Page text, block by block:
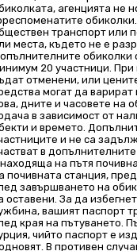
агенцията не
транспорт или
места, където не е
обиколки
20 участници. При
отменени, или
могат да варират
дните и часовете на
в зависимост от
и времето.
и не са
в
на пътя
почивната станция,
завършването на
оставени. За да
вашият паспорт
края на пътуването.
чийто паспорт е
В противен